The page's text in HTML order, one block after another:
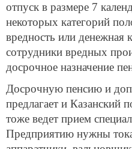
отпуск в размере 7
некоторых категорий
вредность или денежная
сотрудники вредных
досрочное назначение
Досрочную пенсию и
предлагает и Казанский
тоже ведет прием
Предприятию нужны